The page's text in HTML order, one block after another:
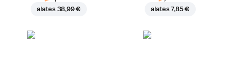
alates 38,99 € alates7,85 €